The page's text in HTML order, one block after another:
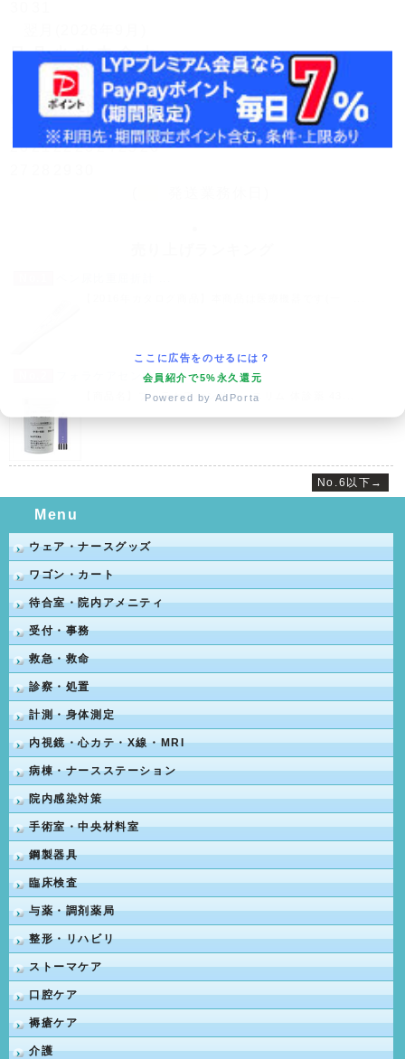
日 月 火 水 木 金 土
1
2 3 4
5
8 9 1011 12
141516 171819
20212223242526
フォラケアセンサ...
【商品名】フォラケアセンサー・スリム 体診薬 43...
No.6以下→
Menu
ウェア・ナースグッズ
ワゴン・カート
待合室・院内アメニティ
受付・事務
救急・救命
診察・処置
計測・身体測定
内視鏡・心カテ・X線・MRI
病棟・ナースステーション
院内感染対策
手術室・中央材料室
鋼製器具
臨床検査
与薬・調剤薬局
整形・リハビリ
ストーマケア
口腔ケア
褥瘡ケア
介護
ここに広告をのせるには？
会員紹介で5%永久還元
Powered by AdPorta